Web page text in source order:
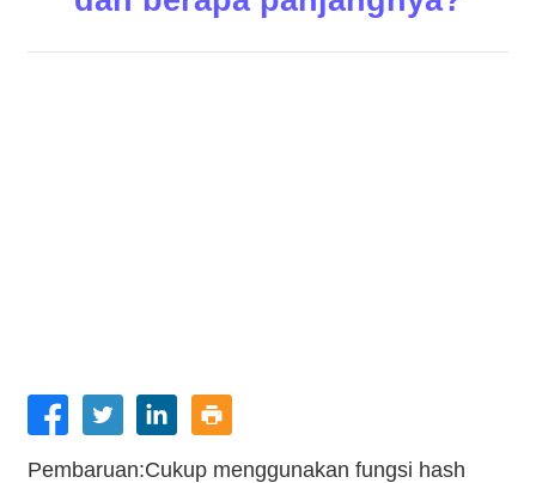
Pembaruan:Cukup menggunakan fungsi hash